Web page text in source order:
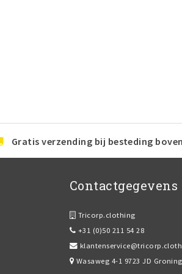
Gratis verzending bij besteding boven
Contactgegevens
Tricorp.clothing
+31 (0)50 211 54 28
Wasaweg 4-1 9723 JD